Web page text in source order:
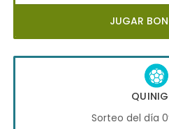
JUGAR
Sorteo del día